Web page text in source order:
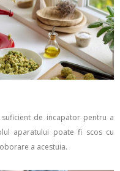
de incapator pentru a
aparatului poate fi scos cu
a acestuia.